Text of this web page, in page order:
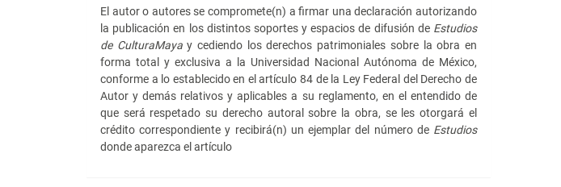
El autor o autores se compromete(n) a firmar una declaración autorizando
la publicación en los distintos soportes y espacios de difusión de Estudios
de CulturaMayay cediendo los derechos patrimoniales sobre la obra en
forma total y exclusiva a la Universidad Nacional Autónoma de México,
conforme a lo establecido en el artículo 84 de la Ley Federal del Derecho de
Autor y demás relativos y aplicables a su reglamento, en el entendido de
que será respetado su derecho autoral sobre la obra, se les otorgará el
crédito correspondiente y recibirá(n) un ejemplar del número de Estudios
donde aparezca el artículo